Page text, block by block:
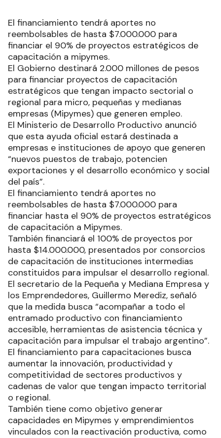
El financiamiento tendrá aportes no
reembolsables de hasta $7.000.000 para
financiar el 90% de proyectos estratégicos de
capacitación a mipymes.
El Gobierno destinará 2.000 millones de pesos
para financiar proyectos de capacitación
estratégicos que tengan impacto sectorial o
regional para micro, pequeñas y medianas
empresas (Mipymes) que generen empleo.
El Ministerio de Desarrollo Productivo anunció
que esta ayuda oficial estará destinada a
empresas e instituciones de apoyo que generen
“nuevos puestos de trabajo, potencien
exportaciones y el desarrollo económico y social
del país”.
El financiamiento tendrá aportes no
reembolsables de hasta $7.000.000 para
financiar hasta el 90% de proyectos estratégicos
de capacitación a Mipymes.
También financiará el 100% de proyectos por
hasta $14.000.000, presentados por consorcios
de capacitación de instituciones intermedias
constituidos para impulsar el desarrollo regional.
El secretario de la Pequeña y Mediana Empresa y
los Emprendedores, Guillermo Merediz, señaló
que la medida busca “acompañar a todo el
entramado productivo con financiamiento
accesible, herramientas de asistencia técnica y
capacitación para impulsar el trabajo argentino”.
El financiamiento para capacitaciones busca
aumentar la innovación, productividad y
competitividad de sectores productivos y
cadenas de valor que tengan impacto territorial
o regional.
También tiene como objetivo generar
capacidades en Mipymes y emprendimientos
vinculados con la reactivación productiva, como